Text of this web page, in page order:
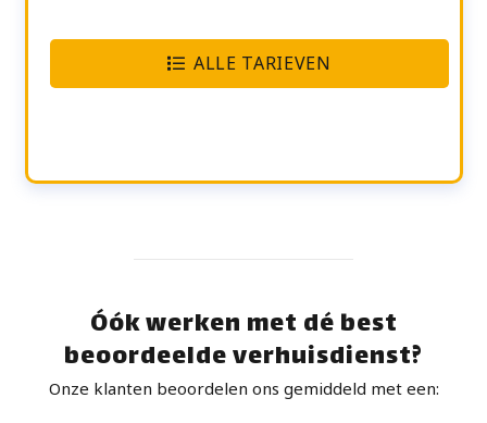
ALLE TARIEVEN
Óók werken met dé best
beoordeelde verhuisdienst?
Onze klanten beoordelen ons gemiddeld met een: